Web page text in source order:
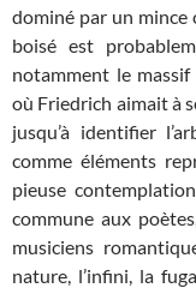
dominé par un mince
boisé est
notamment le massif
où Friedrich aimait à
jusqu’à identifier
comme éléments
pieuse
commune aux
musiciens
nature, l’infini, la